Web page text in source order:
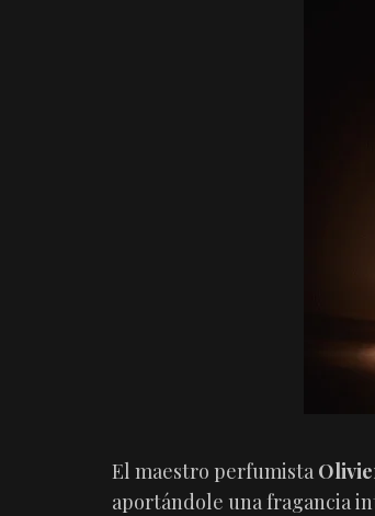
El maestro perfumista
aportándole una fragancia